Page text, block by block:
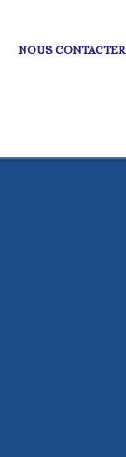
NOUS CONTACTER